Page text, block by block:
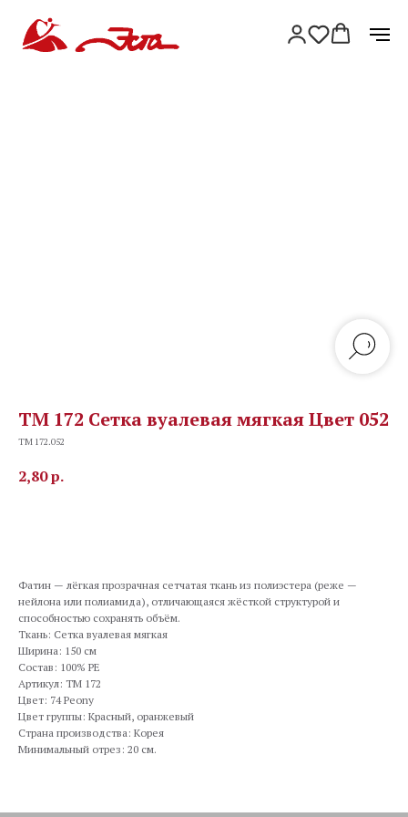
TM 172 Сетка вуалевая мягкая Цвет 052
TM 172.052
2,80р.
Фатин — лёгкая прозрачная сетчатая ткань из полиэстера (реже —
нейлона или полиамида), отличающаяся жёсткой структурой и
способностью сохранять объём.
Ткань: Сетка вуалевая мягкая
Ширина: 150 см
Состав: 100% PE
Артикул: TM 172
Цвет: 74 Peony
Цвет группы: Красный, оранжевый
Страна производства: Корея
Минимальный отрез: 20 см.